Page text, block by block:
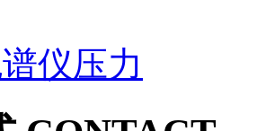
仪压力